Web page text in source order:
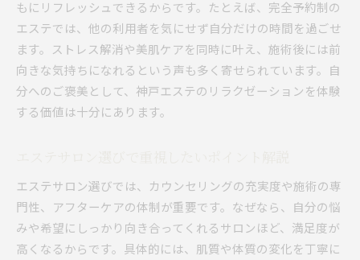
自分に合うエステメニューの選び方ガイド
オールハンドと最新機器の違いを比較解説
フェイシャルエステの魅力を徹底解説
神戸で受けるフェイシャルエステの基本知識
フェイシャルエステが美肌に導く理由
フェイシャルエステの効果と実感の声
話題の神戸エステでリラクゼーションを満喫
神戸エステで心身ともに癒される理由
もにリフレッシュできるからです。たとえば、完全予約制の
エステでは、他の利用者を気にせず自分だけの時間を過ごせ
ます。ストレス解消や美肌ケアを同時に叶え、施術後には前
向きな気持ちになれるという声も多く寄せられています。自
分へのご褒美として、神戸エステのリラクゼーションを体験
する価値は十分にあります。
エステサロン選びでは、カウンセリングの充実度や施術の専
門性、アフターケアの体制が重要です。なぜなら、自分の悩
みや希望にしっかり向き合ってくれるサロンほど、満足度が
高くなるからです。具体的には、肌質や体質の変化を丁寧に